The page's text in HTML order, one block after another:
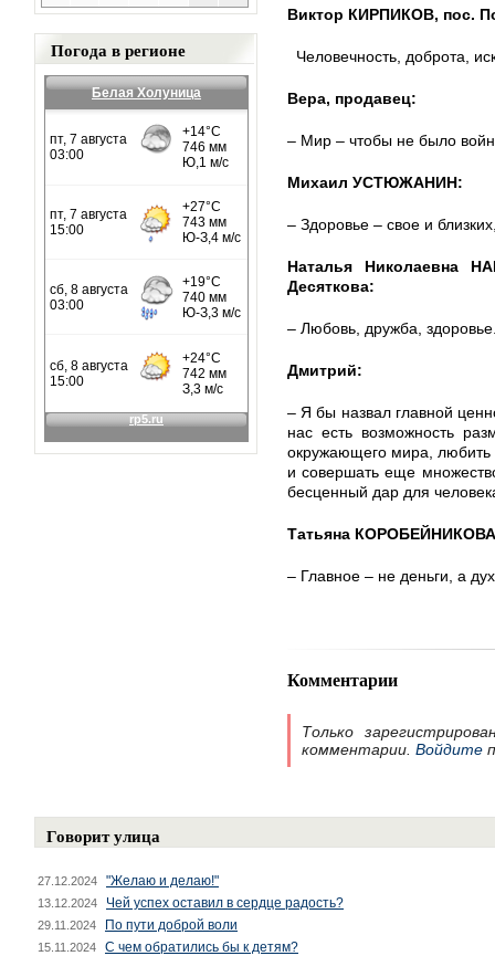
Погода в регионе
Белая Холуница
Виктор КИРПИКОВ, пос.
Человечность, доброта,
Вера, продавец:
– Мир – чтобы не было
Михаил УСТЮЖАНИН:
– Здоровье – свое и
Наталья Николаевна
Десяткова:
– Любовь, дружба,
Дмитрий:
– Я бы назвал главной
нас есть возможность
окружающего мира, любить
и совершать еще
бесценный дар для
Татьяна
– Главное – не деньги, а
Комментарии
Только
комментарии. Войдите
Говорит улица
27.12.2024 "Желаю и делаю!"
13.12.2024 Чей успех оставил в сердце радость?
29.11.2024 По пути доброй воли
15.11.2024 С чем обратились бы к детям?